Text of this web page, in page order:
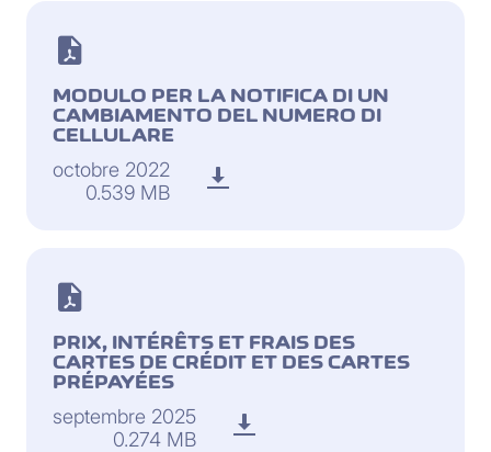
MODULO PER LA NOTIFICA DI UN
CAMBIAMENTO DEL NUMERO DI
CELLULARE
0.539 MB
octobre 2022
PRIX, INTÉRÊTS ET FRAIS DES
CARTES DE CRÉDIT ET DES CARTES
PRÉPAYÉES
0.274 MB
septembre 2025